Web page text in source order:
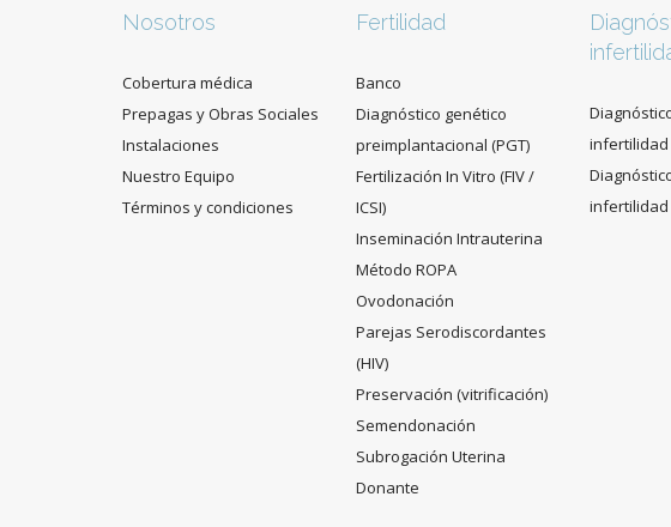
Nosotros
Cobertura médica
Prepagas y Obras Sociales
Instalaciones
Nuestro Equipo
Términos y condiciones
Fertilidad
Banco
Diagnóstico genético
preimplantacional (PGT)
Fertilización In Vitro (FIV /
ICSI)
Inseminación Intrauterina
Método ROPA
Ovodonación
Parejas Serodiscordantes
(HIV)
Preservación (vitrificación)
Semendonación
Subrogación Uterina
Donante
infertilidad